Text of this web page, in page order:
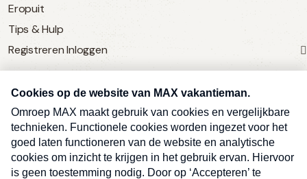
Eropuit
Tips & Hulp
Registreren Inloggen
SERVICE
Over Omroep MAX
MAX Vandaag
MAX Meldpunt